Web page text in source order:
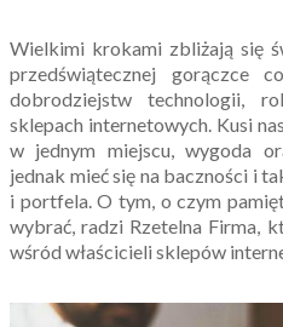
Wielkimi krokami zbliżają się
przedświątecznej gorączce
dobrodziejstw technologii,
sklepach internetowych. Kusi
w jednym miejscu, wygoda
jednak mieć się na baczności i
i portfela. O tym, o czym
wybrać, radzi Rzetelna Firma,
wśród właścicieli sklepów